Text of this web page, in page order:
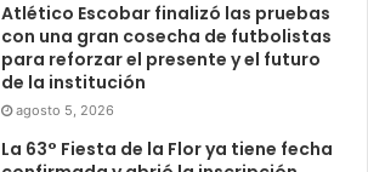
Atlético Escobar finalizó las pruebas
con una gran cosecha de futbolistas
para reforzar el presente y el futuro
de la institución
agosto 5, 2026
La 63° Fiesta de la Flor ya tiene fecha